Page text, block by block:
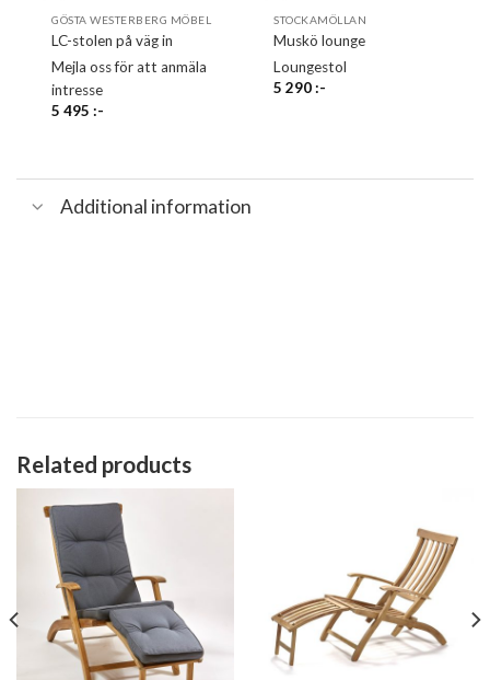
GÖSTA WESTERBERG MÖBEL
LC-stolen på väg in
Mejla oss för att anmäla
intresse
5 495:-
STOCKAMÖLLAN
Muskö lounge
Loungestol
5 290:-
Additional information
Related products